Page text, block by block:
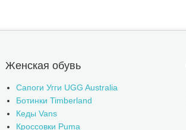
Женская обувь
Сапоги Угги UGG Australia
Ботинки Timberland
Кеды Vans
Кроссовки Puma